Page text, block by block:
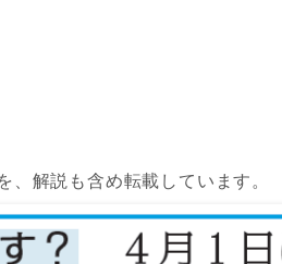
解説も含め転載しています。